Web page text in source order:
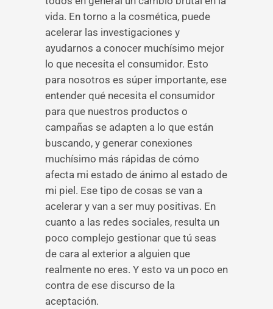
vida. En torno a la cosmética, puede
acelerar las investigaciones y
ayudarnos a conocer muchísimo mejor
lo que necesita el consumidor. Esto
para nosotros es súper importante, ese
entender qué necesita el consumidor
para que nuestros productos o
campañas se adapten a lo que están
buscando, y generar conexiones
muchísimo más rápidas de cómo
afecta mi estado de ánimo al estado de
mi piel. Ese tipo de cosas se van a
acelerar y van a ser muy positivas. En
cuanto a las redes sociales, resulta un
poco complejo gestionar que tú seas
de cara al exterior a alguien que
realmente no eres. Y esto va un poco en
contra de ese discurso de la
aceptación.